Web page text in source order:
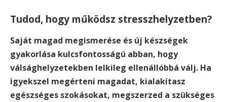
Tudod, hogy működsz stresszhelyzetben?
Saját magad megismerése és új készségek
gyakorlása kulcsfontosságú abban, hogy
válsághelyzetekben lelkileg ellenállóbbá válj. Ha
igyekszel megérteni magadat, kialakítasz
egészséges szokásokat, megszerzed a szükséges